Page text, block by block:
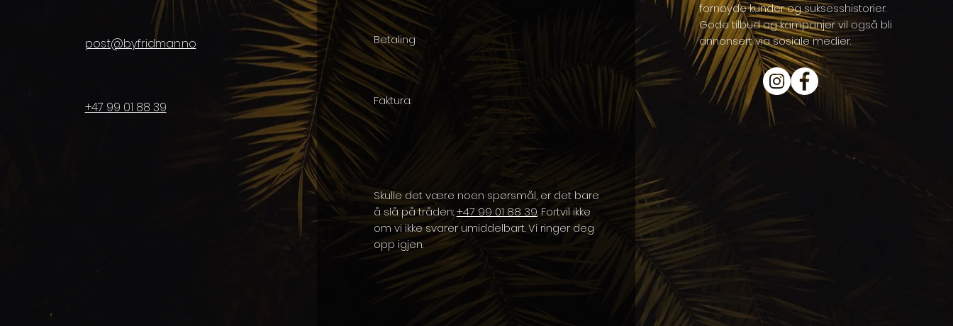
post@byfridman.no
+47 99 01 88 39
Betaling
Faktura.
Skulle det være noen spørsmål, er det bare
å slå på tråden:+47 99 01 88 39. Fortvil ikke
om vi ikke svarer umiddelbart. Vi ringer deg
opp igjen.
fornøyde kunder og suksesshistorier.
Gode tilbud og kampanjer vil også bli
annonsert via sosiale medier.